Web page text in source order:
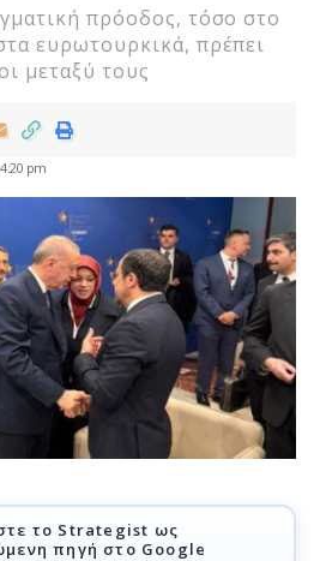
πρόοδος, τόσο στο
ευρωτουρκικά, πρέπει
μεταξύ τους
pm
το Strategist ως
πηγή στο Google